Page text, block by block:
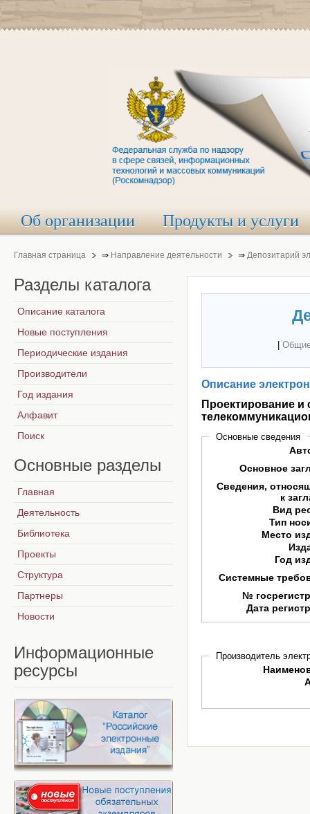
Об организации Продукты и услуги
Главная страница ⇒ Направление деятельности ⇒ Депозитарий
Описание
Проектирование
Основные сведения
Основное
Сведения,
к
Вид
Тип
Место
Год
Системные
№
Дата
Производитель
Разделы каталога
Описание каталога
Новые поступления
Периодические издания
Производители
Год издания
Алфавит
Поиск
Основные разделы
Главная
Деятельность
Библиотека
Проекты
Структура
Партнеры
Новости
Информационные
ресурсы